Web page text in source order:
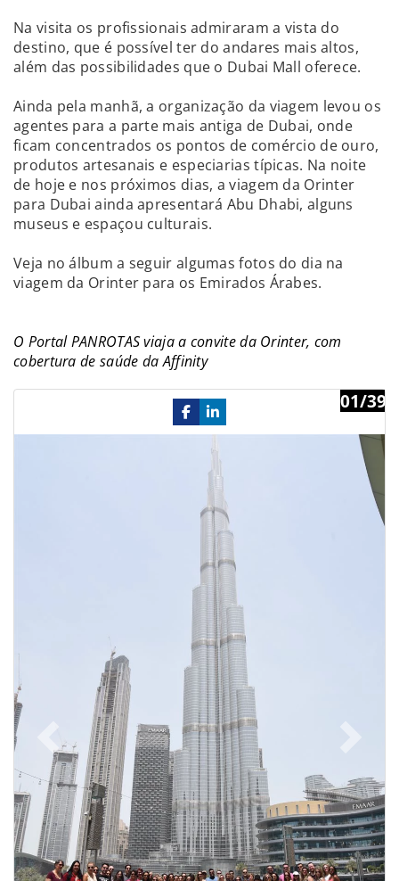
Na visita os profissionais admiraram a vista do
destino, que é possível ter do andares mais altos,
além das possibilidades que o Dubai Mall oferece.
Ainda pela manhã, a organização da viagem levou os
agentes para a parte mais antiga de Dubai, onde
ficam concentrados os pontos de comércio de ouro,
produtos artesanais e especiarias típicas. Na noite
de hoje e nos próximos dias, a viagem da Orinter
para Dubai ainda apresentará Abu Dhabi, alguns
museus e espaçou culturais.
Veja no álbum a seguir algumas fotos do dia na
viagem da Orinter para os Emirados Árabes.
O Portal PANROTAS viaja a convite da Orinter, com
cobertura de saúde da Affinity
01/39
Previous